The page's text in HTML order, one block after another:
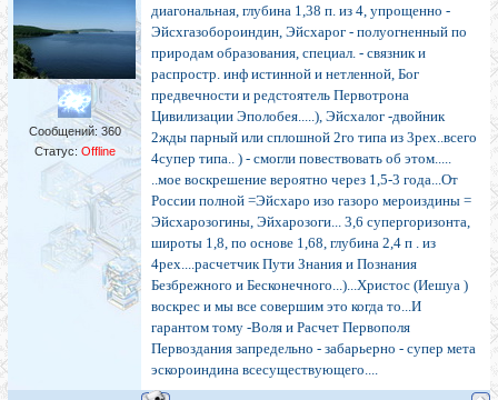
Сообщений: 360
Статус: Offline
диагональная, глубина 1,38 п. из 4, упрощенно -
Эйсхгазобороиндин, Эйсхарог - полуогненный по
природам образования, специал. - связник и
распростр. инф истинной и нетленной, Бог
предвечности и редстоятель Первотрона
Цивилизации Эполобея.....), Эйсхалог -двойник
2жды парный или сплошной 2го типа из 3рех..всего
4супер типа.. ) - смогли повествовать об этом.....
..мое воскрешение вероятно через 1,5-3 года...От
России полной =Эйсхаро изо газоро мероиздины =
Эйсхарозогины, Эйхарозоги... 3,6 супергоризонта,
широты 1,8, по основе 1,68, глубина 2,4 п . из
4рех....расчетчик Пути Знания и Познания
Безбрежного и Бесконечного...)...Христос (Иешуа )
воскрес и мы все совершим это когда то...И
гарантом тому -Воля и Расчет Первополя
Первоздания запредельно - забарьерно - супер мета
эскороиндина всесуществующего....